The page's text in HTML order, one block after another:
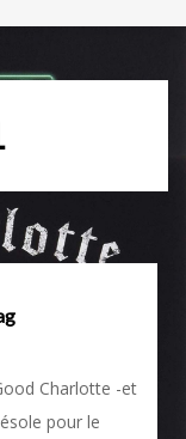
Charlotte -et
pour le